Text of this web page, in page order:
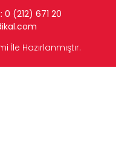
0 (212) 671 20
İle Hazırlanmıştır.